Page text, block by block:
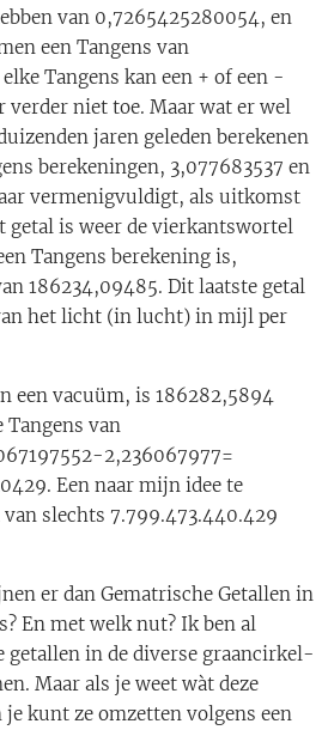
van 0,7265425280054, en
een Tangens van
Tangens kan een + of een -
verder niet toe. Maar wat er wel
jaren geleden berekenen
berekeningen, 3,077683537 en
vermenigvuldigt, als uitkomst
getal is weer de vierkantswortel
Tangens berekening is,
186234,09485. Dit laatste getal
het licht (in lucht) in mijl per
een vacuüm, is 186282,5894
Tangens van
2,236067977=
Een naar mijn idee te
slechts 7.799.473.440.429
er dan Gematrische Getallen in
En met welk nut? Ik ben al
getallen in de diverse graancirkel-
Maar als je weet wàt deze
je kunt ze omzetten volgens een